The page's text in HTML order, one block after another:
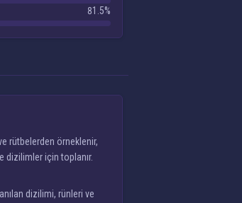
81.5%
rütbelerden örneklenir,
dizilimler için toplanır.
dizilimi, rünleri ve